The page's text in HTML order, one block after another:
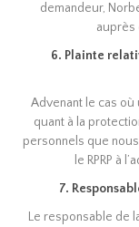
demandeur,
auprès
6. Plainte
Advenant le cas
quant à la
personnels que
le RPRP à
7.
Le responsable de